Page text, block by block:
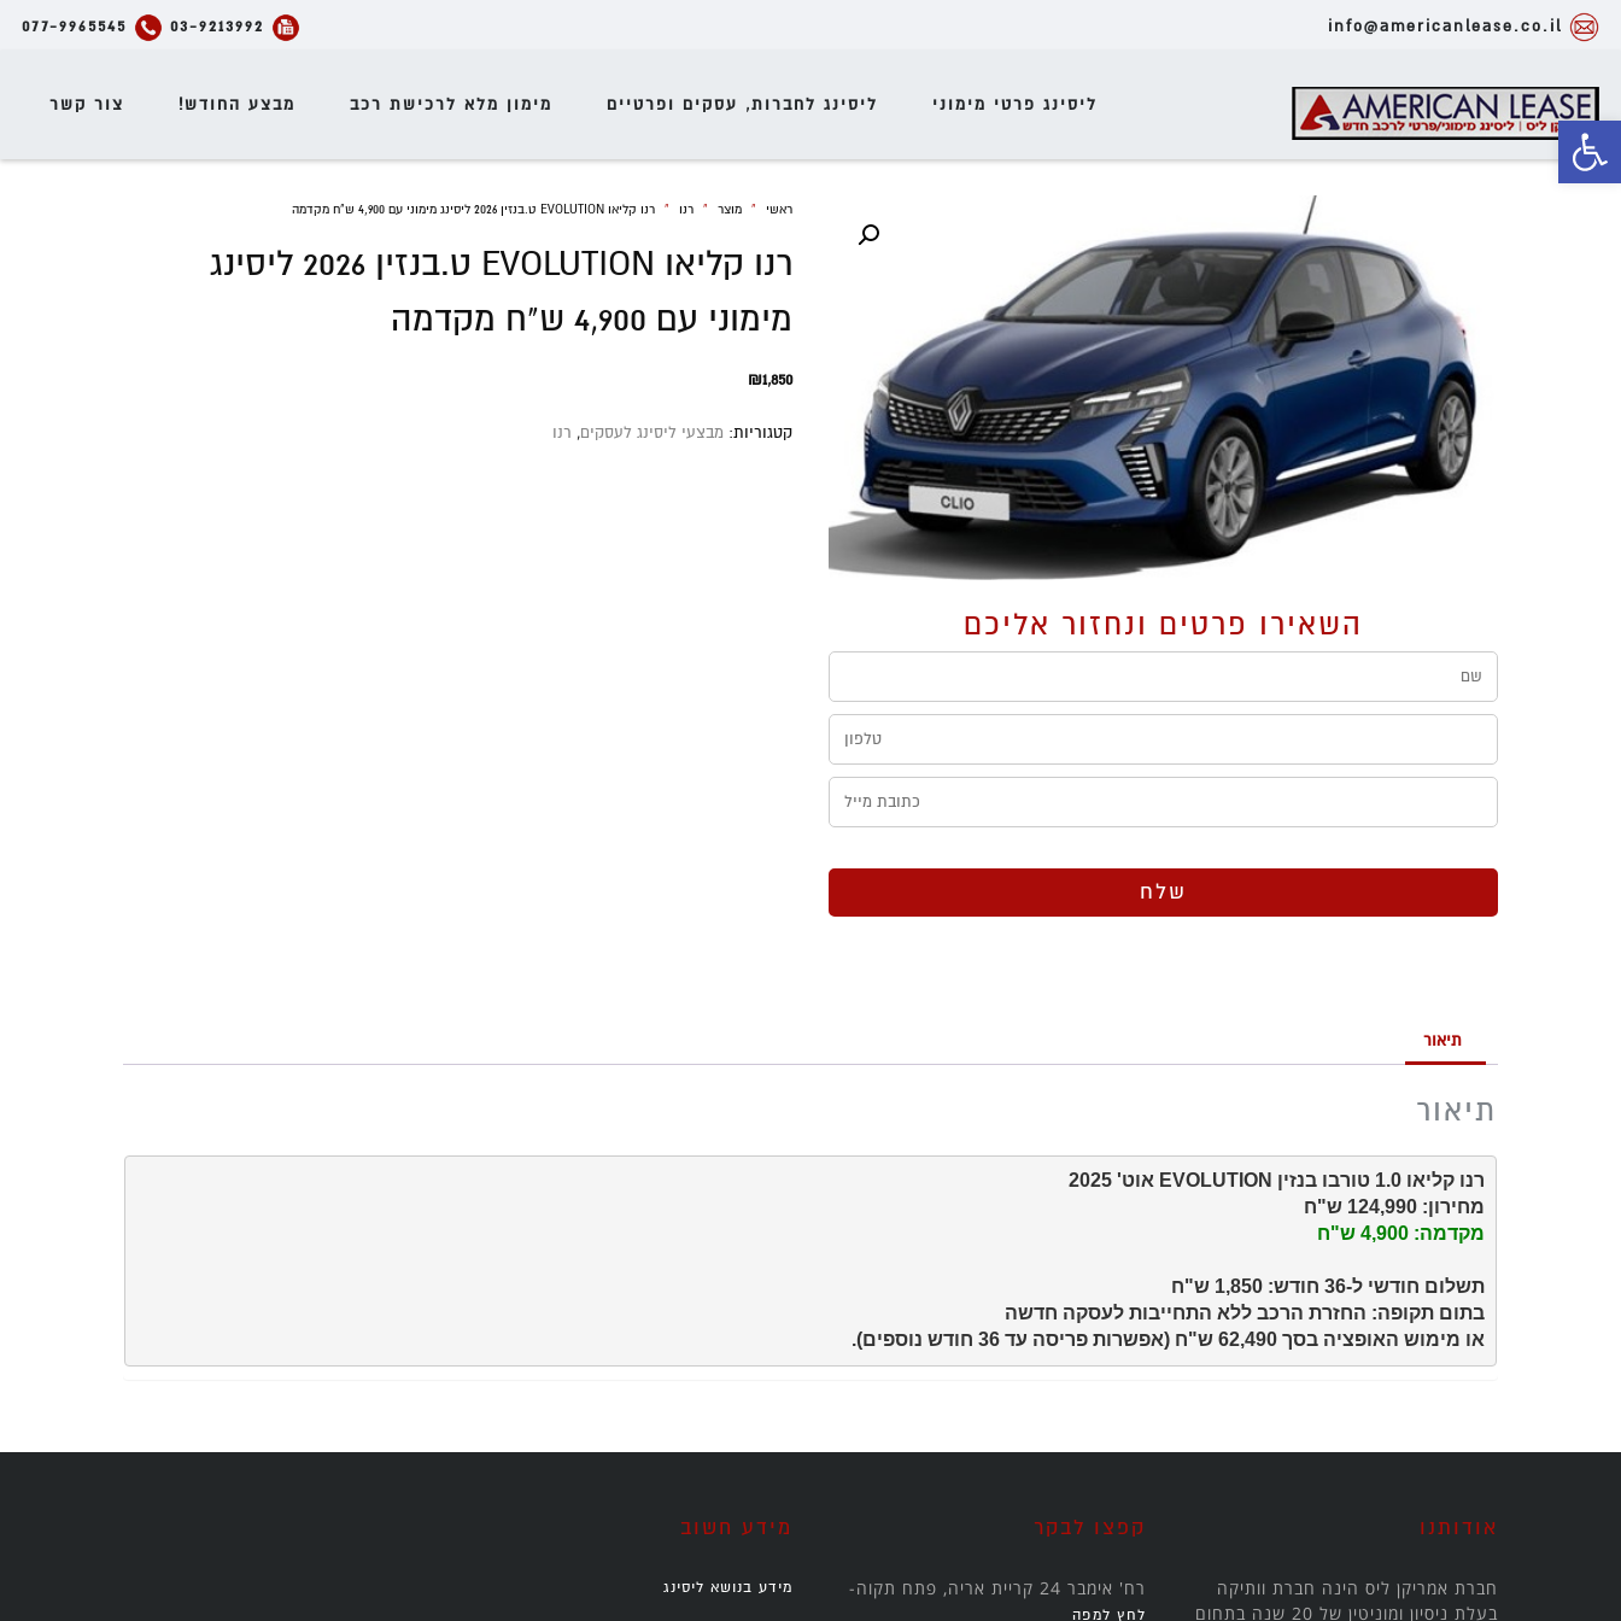
פתח סרגל נגישות
ליסינג פרטי מימוני ליסינג לחברות, עסקים ופרטיים מימון מלא לרכישת רכב מבצע החודש! צור קשר
השאירו פרטים ונחזור אליכם
ראשי » מוצר » רנו » רנו קליאו EVOLUTION ט.בנזין 2026 ליסינג מימוני עם 4,900 ש"ח מקדמה
רנו קליאו EVOLUTION ט.בנזין 2026 ליסינג
מימוני עם 4,900 ש"ח מקדמה
₪1,850
קטגוריות: מבצעי ליסינג לעסקים, רנו
תיאור
תיאור
רנו קליאו 1.0 טורבו בנזין EVOLUTION אוט' 2025
מחירון: 124,990 ש"ח
מקדמה: 4,900 ש"ח
או מימוש האופציה בסך 62,490 ש"ח (אפשרות פריסה עד 36 חודש נוספים).
אודותנו
חברת אמריקן ליס הינה חברת וותיקה
בעלת ניסיון ומוניטין של 20 שנה בתחום
קפצו לבקר
רח' אימבר 24 קריית אריה, פתח תקוה-
לחץ למפה
מידע חשוב
מידע בנושא ליסינג